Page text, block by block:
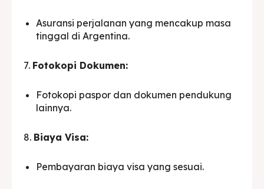
Asuransi perjalanan yang mencakup masa
tinggal di Argentina.
7. Fotokopi Dokumen:
Fotokopi paspor dan dokumen pendukung
lainnya.
8. Biaya Visa:
Pembayaran biaya visa yang sesuai.